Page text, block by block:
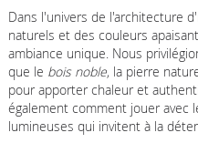
Dans l'univers de l'architecture
naturels et des couleurs
ambiance unique. Nous
que le bois noble, la pierre
pour apporter chaleur et
également comment jouer avec
lumineuses qui invitent à la